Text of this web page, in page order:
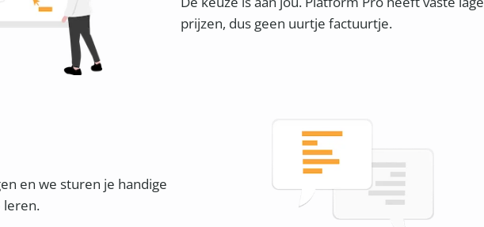
prijzen, dus geen uurtje factuurtje.
en we sturen je handige
leren.